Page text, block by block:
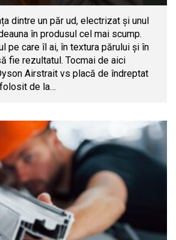
dintre un păr ud, electrizat și unul
în produsul cel mai scump.
pe care îl ai, în textura părului și în
fie rezultatul. Tocmai de aici
Airstrait vs placă de îndreptat
de la…